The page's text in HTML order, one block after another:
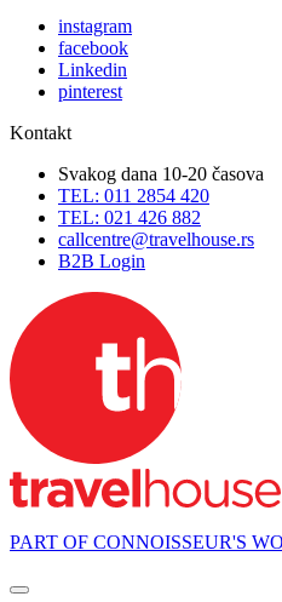
instagram
facebook
Linkedin
pinterest
Kontakt
Svakog dana 10-20 časova
TEL: 011 2854 420
TEL: 021 426 882
callcentre@travelhouse.rs
B2B Login
PART OF CONNOISSEUR'S